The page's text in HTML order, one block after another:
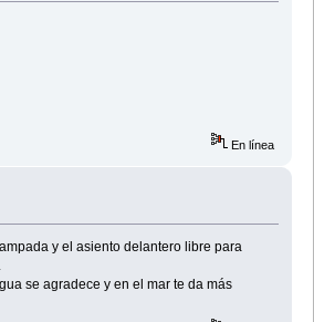
En línea
y el asiento delantero libre para
se agradece y en el mar te da más